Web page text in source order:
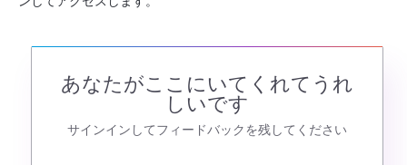
あなたがここにいてくれてうれ
しいです
サインインしてフィードバックを残してください